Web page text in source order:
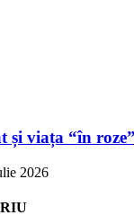
și viața “în
2026